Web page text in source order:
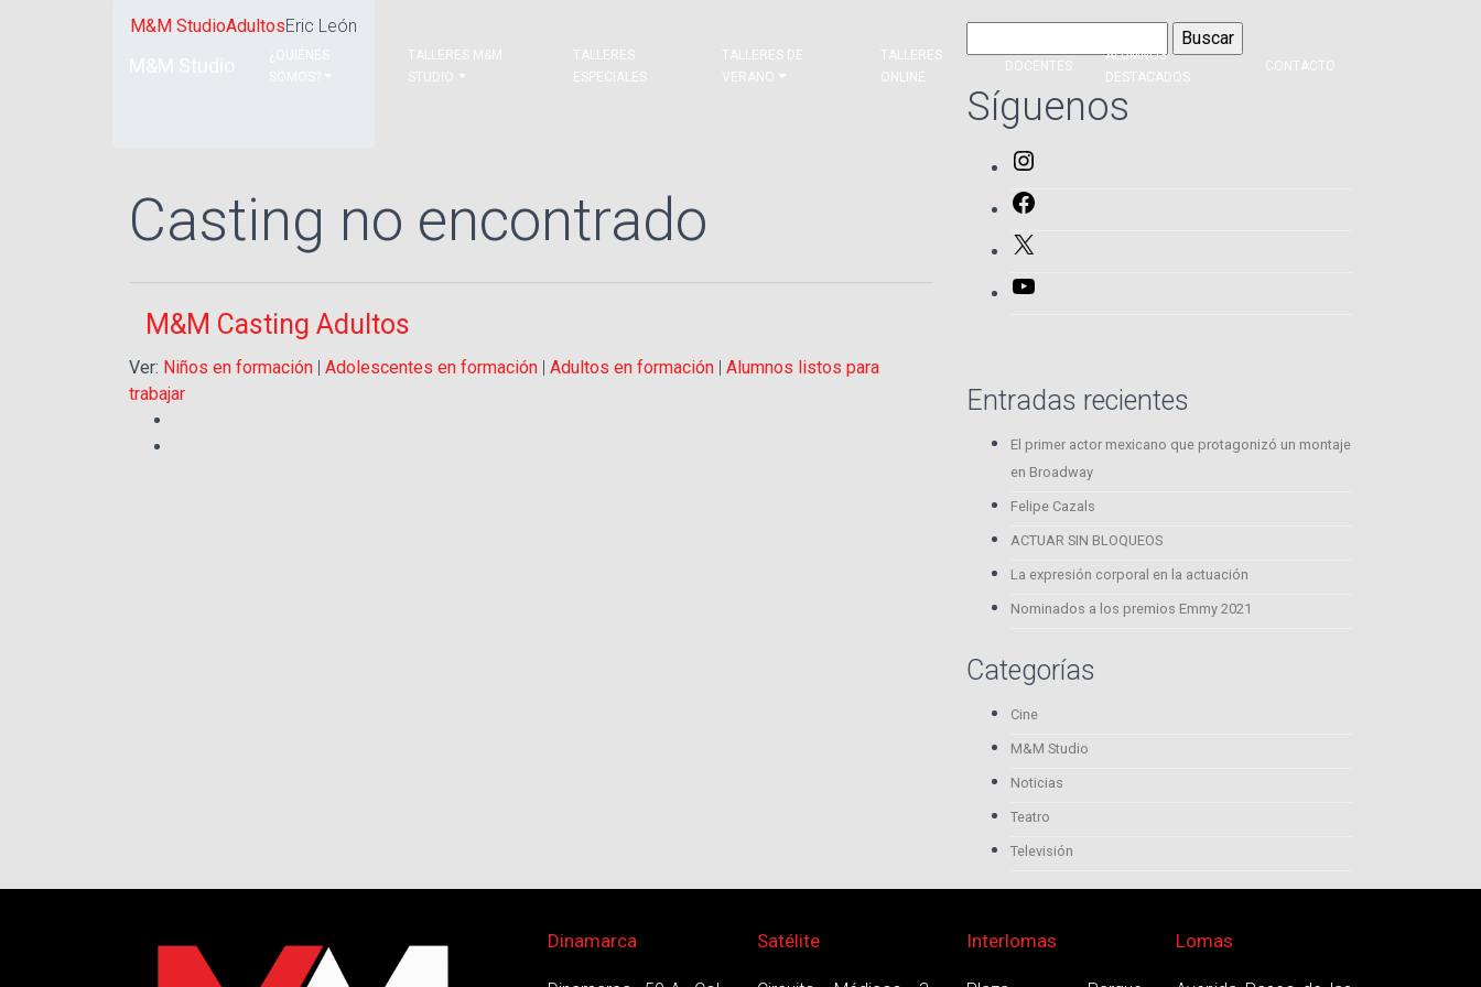
TALLERES M&M
STUDIO
TALLERES
ESPECIALES
TALLERES DE
VERANO
TALLERES
ONLINE
DOCENTES
ALUMNOS
DESTACADOS
CONTACTO
M&M StudioAdultosEric León
Casting no encontrado
M&M Casting Adultos
Ver: Niños en formación | Adolescentes en formación | Adultos en formación | Alumnos listos para
trabajar
Buscar:
Síguenos
Entradas recientes
El primer actor mexicano que protagonizó un montaje
en Broadway
Felipe Cazals
ACTUAR SIN BLOQUEOS
La expresión corporal en la actuación
Nominados a los premios Emmy 2021
Categorías
Cine
M&M Studio
Noticias
Teatro
Televisión
Dinamarca Satélite Interlomas Lomas